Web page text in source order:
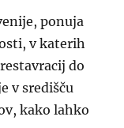
ponuja
v katerih
do
v središču
kako lahko